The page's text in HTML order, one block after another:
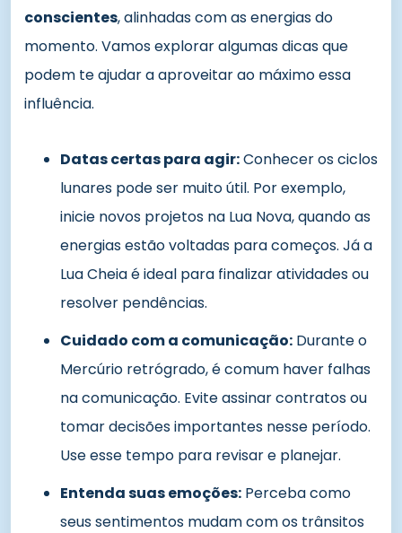
conscientes, alinhadas com as energias do
momento. Vamos explorar algumas dicas que
podem te ajudar a aproveitar ao máximo essa
influência.
Datas certas para agir:Conhecer os ciclos
lunares pode ser muito útil. Por exemplo,
inicie novos projetos na Lua Nova, quando as
energias estão voltadas para começos. Já a
Lua Cheia é ideal para finalizar atividades ou
resolver pendências.
Cuidado com a comunicação: Durante o
Mercúrio retrógrado, é comum haver falhas
na comunicação. Evite assinar contratos ou
tomar decisões importantes nesse período.
Use esse tempo para revisar e planejar.
Entenda suas emoções: Perceba como
seus sentimentos mudam com os trânsitos